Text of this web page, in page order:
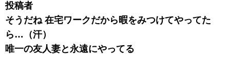
投稿者
そうだね 在宅ワークだから暇をみつけてやってた
ら…（汗）
唯一の友人妻と永遠にやってる